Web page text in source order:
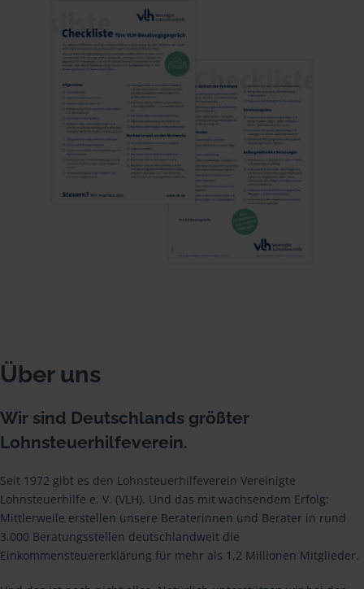
Über uns
Wir sind Deutschlands größter
Lohnsteuerhilfeverein.
Seit 1972 gibt es den Lohnsteuerhilfeverein Vereinigte
Lohnsteuerhilfe e. V. (VLH). Und das mit wachsendem Erfolg:
Mittlerweile erstellen unsere Beraterinnen und Berater in rund
3.000 Beratungsstellen deutschlandweit die
Einkommensteuererklärung für mehr als 1,2 Millionen Mitglieder.